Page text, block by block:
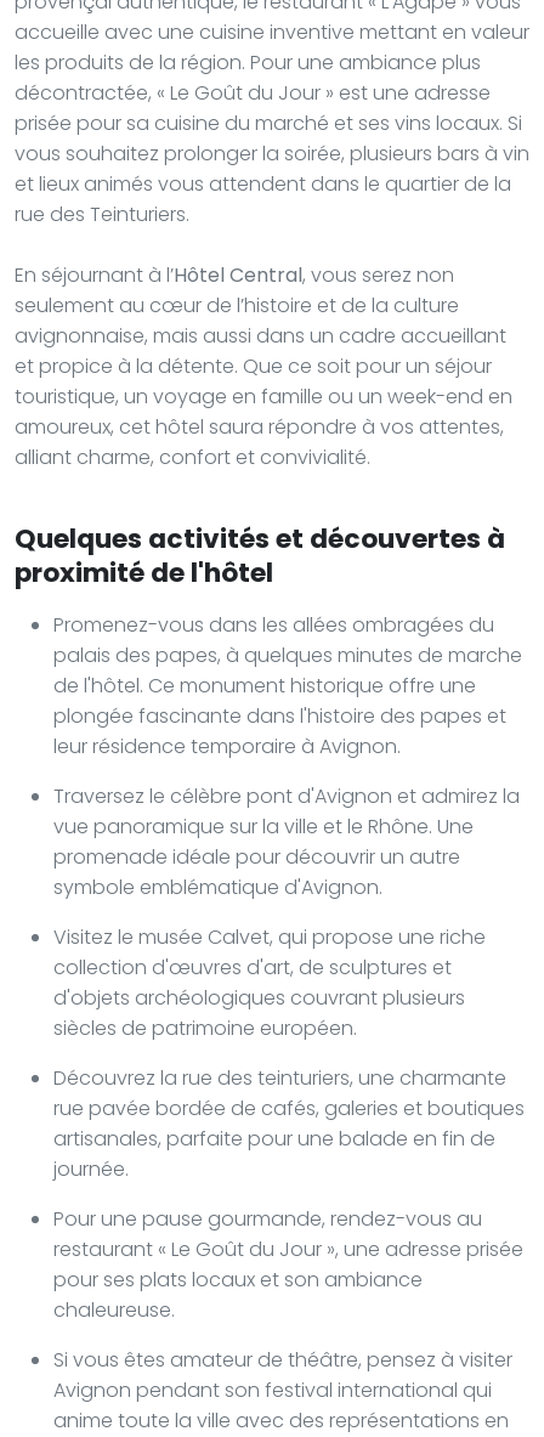
accueille avec une cuisine inventive mettant en valeur
les produits de la région. Pour une ambiance plus
décontractée, « Le Goût du Jour » est une adresse
prisée pour sa cuisine du marché et ses vins locaux. Si
vous souhaitez prolonger la soirée, plusieurs bars à vin
et lieux animés vous attendent dans le quartier de la
rue des Teinturiers.
En séjournant à l’Hôtel Central, vous serez non
seulement au cœur de l’histoire et de la culture
avignonnaise, mais aussi dans un cadre accueillant
et propice à la détente. Que ce soit pour un séjour
touristique, un voyage en famille ou un week-end en
amoureux, cet hôtel saura répondre à vos attentes,
alliant charme, confort et convivialité.
Quelques activités et découvertes à
proximité de l'hôtel
Promenez-vous dans les allées ombragées du
palais des papes, à quelques minutes de marche
de l'hôtel. Ce monument historique offre une
plongée fascinante dans l'histoire des papes et
leur résidence temporaire à Avignon.
Traversez le célèbre pont d'Avignon et admirez la
vue panoramique sur la ville et le Rhône. Une
promenade idéale pour découvrir un autre
symbole emblématique d'Avignon.
Visitez le musée Calvet, qui propose une riche
collection d'œuvres d'art, de sculptures et
d'objets archéologiques couvrant plusieurs
siècles de patrimoine européen.
Découvrez la rue des teinturiers, une charmante
rue pavée bordée de cafés, galeries et boutiques
artisanales, parfaite pour une balade en fin de
journée.
Pour une pause gourmande, rendez-vous au
restaurant « Le Goût du Jour », une adresse prisée
pour ses plats locaux et son ambiance
chaleureuse.
Si vous êtes amateur de théâtre, pensez à visiter
Avignon pendant son festival international qui
anime toute la ville avec des représentations en